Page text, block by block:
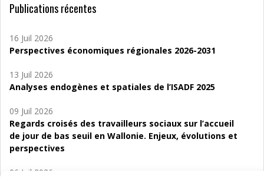
Publications récentes
16 Juil 2026
Perspectives économiques régionales 2026-2031
13 Juil 2026
Analyses endogènes et spatiales de l’ISADF 2025
09 Juil 2026
Regards croisés des travailleurs sociaux sur l’accueil
de jour de bas seuil en Wallonie. Enjeux, évolutions et
perspectives
06 Juil 2026